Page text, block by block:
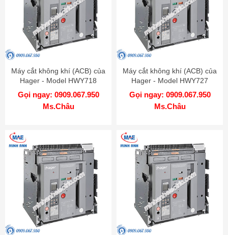
Máy cắt không khí (ACB) của
Hager - Model HWY718
Gọi ngay: 0909.067.950
Ms.Châu
Máy cắt không khí (ACB) của
Hager - Model HWY727
Gọi ngay: 0909.067.950
Ms.Châu